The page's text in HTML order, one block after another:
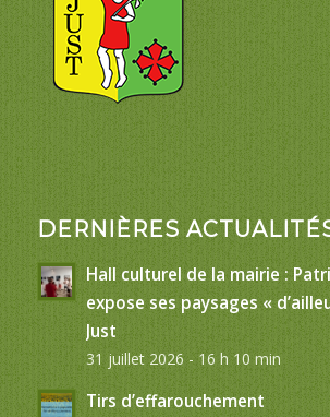
DERNIÈRES
Hall culturel de la mairie :
expose ses paysages «
Just
31 juillet 2026 - 16 h 10 min
Tirs d’effarouchement